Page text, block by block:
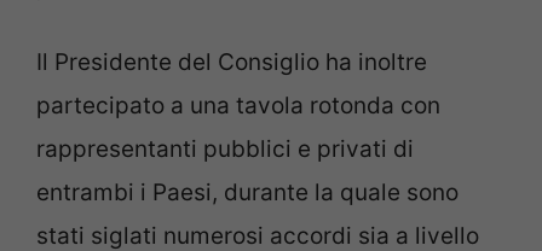
Il Presidente del Consiglio ha inoltre
partecipato a una tavola rotonda con
rappresentanti pubblici e privati di
entrambi i Paesi, durante la quale sono
stati siglati numerosi accordi sia a livello